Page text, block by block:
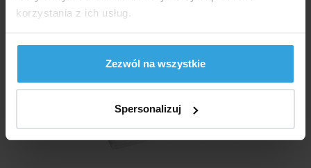
korzystania z ich usług.
Zezwól na wszystkie
Spersonalizuj
Mata pod basen 3,1 x 2,1 m